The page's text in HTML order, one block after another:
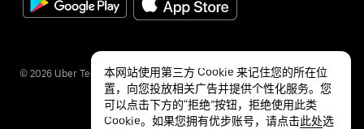
© 2026 Uber Technologies Inc.
本网站使用第三方 Cookie 来记住您的所在位
置，向您投放相关广告并提供个性化服务。您
可以点击下方的“拒绝”按钮，拒绝使用此类
Cookie。如果您拥有优步账号，请点击此处选